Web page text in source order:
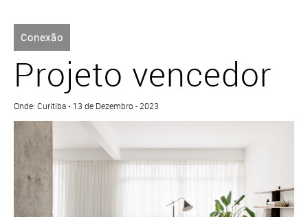
Conexão
Projeto vencedor
Onde: Curitiba • 13 de Dezembro - 2023